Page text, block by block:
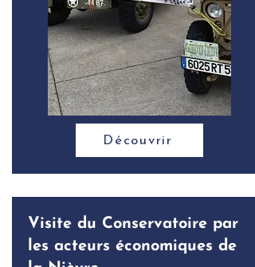
Découvrir
Visite du Conservatoire par
les acteurs économiques de